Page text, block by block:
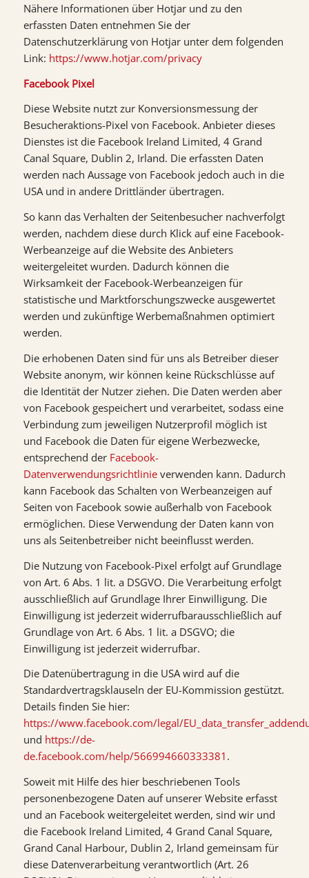
Nähere Informationen über Hotjar und zu den
erfassten Daten entnehmen Sie der
Datenschutzerklärung von Hotjar unter dem folgenden
Link: https://www.hotjar.com/privacy
Facebook Pixel
Diese Website nutzt zur Konversionsmessung der
Besucheraktions-Pixel von Facebook. Anbieter dieses
Dienstes ist die Facebook Ireland Limited, 4 Grand
Canal Square, Dublin 2, Irland. Die erfassten Daten
werden nach Aussage von Facebook jedoch auch in die
USA und in andere Drittländer übertragen.
So kann das Verhalten der Seitenbesucher nachverfolgt
werden, nachdem diese durch Klick auf eine Facebook-
Werbeanzeige auf die Website des Anbieters
weitergeleitet wurden. Dadurch können die
Wirksamkeit der Facebook-Werbeanzeigen für
statistische und Marktforschungszwecke ausgewertet
werden und zukünftige Werbemaßnahmen optimiert
werden.
Die erhobenen Daten sind für uns als Betreiber dieser
Website anonym, wir können keine Rückschlüsse auf
die Identität der Nutzer ziehen. Die Daten werden aber
von Facebook gespeichert und verarbeitet, sodass eine
Verbindung zum jeweiligen Nutzerprofil möglich ist
und Facebook die Daten für eigene Werbezwecke,
entsprechend der Facebook-
Datenverwendungsrichtlinieverwenden kann. Dadurch
kann Facebook das Schalten von Werbeanzeigen auf
Seiten von Facebook sowie außerhalb von Facebook
ermöglichen. Diese Verwendung der Daten kann von
uns als Seitenbetreiber nicht beeinflusst werden.
Die Nutzung von Facebook-Pixel erfolgt auf Grundlage
von Art. 6 Abs. 1 lit. a DSGVO. Die Verarbeitung erfolgt
ausschließlich auf Grundlage Ihrer Einwilligung. Die
Einwilligung ist jederzeit widerrufbarausschließlich auf
Grundlage von Art. 6 Abs. 1 lit. a DSGVO; die
Einwilligung ist jederzeit widerrufbar.
Die Datenübertragung in die USA wird auf die
Standardvertragsklauseln der EU-Kommission gestützt.
Details finden Sie hier:
https://www.facebook.com/legal/
und https://de-
de.facebook.com/help/566994660333381 .
Soweit mit Hilfe des hier beschriebenen Tools
personenbezogene Daten auf unserer Website erfasst
und an Facebook weitergeleitet werden, sind wir und
die Facebook Ireland Limited, 4 Grand Canal Square,
Grand Canal Harbour, Dublin 2, Irland gemeinsam für
diese Datenverarbeitung verantwortlich (Art. 26